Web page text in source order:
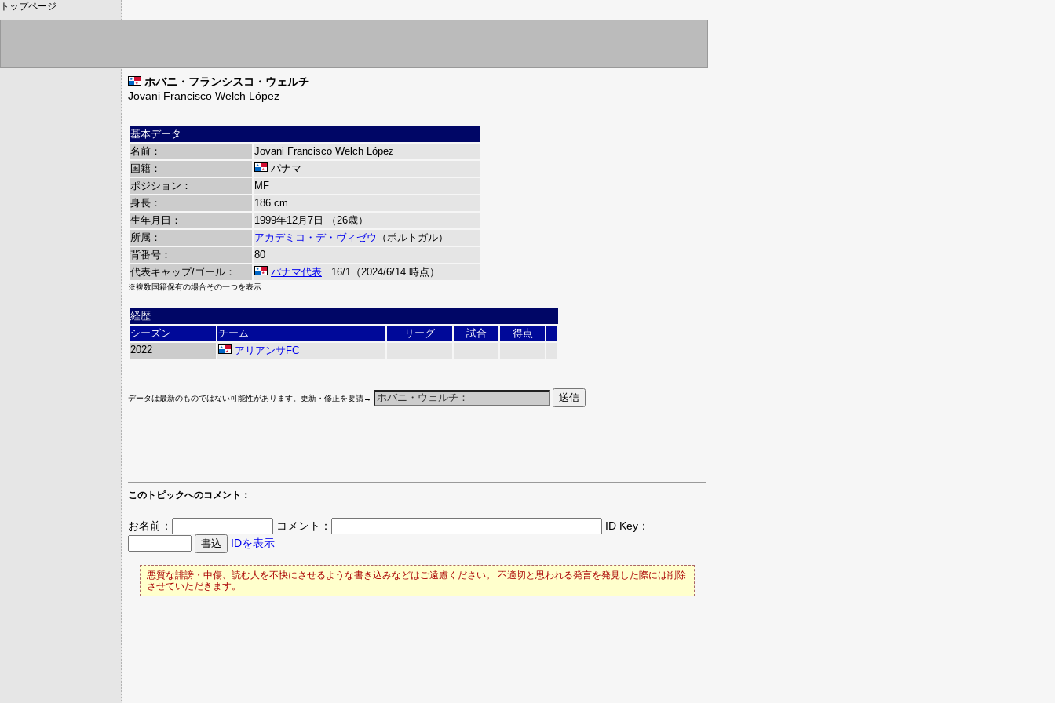
トップページ
ホバニ・フランシスコ・ウェルチ
Jovani Francisco Welch López
基本データ
名前：
Jovani Francisco Welch López
国籍：
パナマ
ポジション：
MF
身長：
186 cm
生年月日：
1999年12月7日 （26歳）
所属：
アカデミコ・デ・ヴィゼウ
（ポルトガル）
背番号：
80
代表キャップ/ゴール：
パナマ代表 16/1（2024/6/14 時点）
※複数国籍保有の場合その一つを表示
経歴
シーズン
チーム リーグ 試合
得点
2022
アリアンサFC
データは最新のものではない可能性があります。更新・修正を要請→
このトピックへのコメント：
お名前： コメント：
ID Key：
IDを表示
悪質な誹謗・中傷、読む人を不快にさせるような書き込みなどはご遠慮ください。 不適切と思われる発言を発見した際には削除
させていただきます。